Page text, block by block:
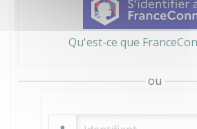
Qu'est-ce que
ou